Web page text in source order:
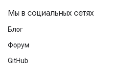
Мы в социальных сетях
Блог
Форум
GitHub